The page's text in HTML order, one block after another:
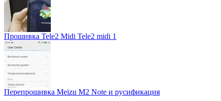
Прошивка Tele2 Midi Tele2 midi 1
Перепрошивка Meizu M2 Note и русификация